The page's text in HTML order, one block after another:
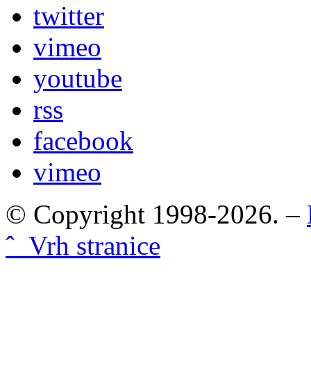
twitter
vimeo
youtube
rss
facebook
vimeo
© Copyright 1998-2026. –
ˆ Vrh stranice